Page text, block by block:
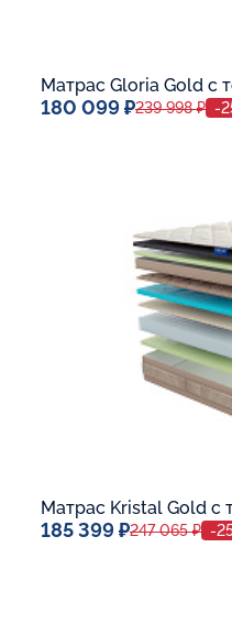
180 099 ₽239 998 ₽ -
В
185 399 ₽247 065 ₽ -